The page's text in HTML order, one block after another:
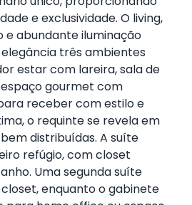
e exclusividade. O living,
abundante iluminação
três ambientes
estar com lareira, sala de
gourmet com
receber com estilo e
o requinte se revela em
distribuídas. A suíte
refúgio, com closet
Uma segunda suíte
enquanto o gabinete